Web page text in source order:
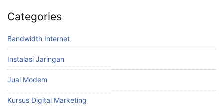
Categories
Bandwidth Internet
Instalasi Jaringan
Jual Modem
Kursus Digital Marketing